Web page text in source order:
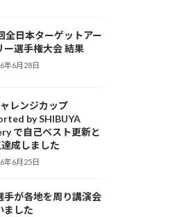
全日本ターゲットアー
ー選手権大会 結果
年6月28日
レンジカップ
by SHIBUYA
で自己ベスト更新と
成しました
年6月25日
手が各地を周り講演会
ました